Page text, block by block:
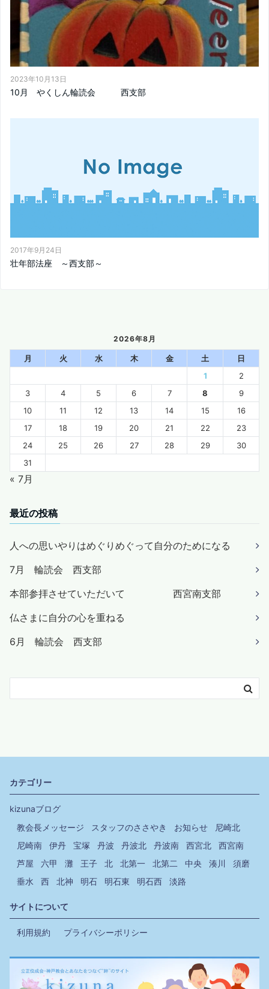
2023年10月13日
10月 やくしん輪読会 西支部
2017年9月24日
壮年部法座 ～西支部～
2026年8月
月 火 水 木 金 土
日
1
2
3
4 5 6 7 8
9
10
11 12 13 14 15
16
17
18 19 20 21 22
23
24
25 26 27 28 29
30
31
« 7月
最近の投稿
人への思いやりはめぐりめぐって自分のためになる
7月 輪読会 西支部
本部参拝させていただいて 西宮南支部
仏さまに自分の心を重ねる
6月 輪読会 西支部
カテゴリー
kizunaブログ
教会長メッセージ
スタッフのささやき お知らせ
尼崎北
尼崎南
伊丹 宝塚 丹波 丹波北 丹波南 西宮北
西宮南
芦屋
六甲 灘 王子 北 北第一 北第二 中央 湊川
須磨
垂水
西 北神 明石 明石東 明石西 淡路
サイトについて
利用規約 プライバシーポリシー